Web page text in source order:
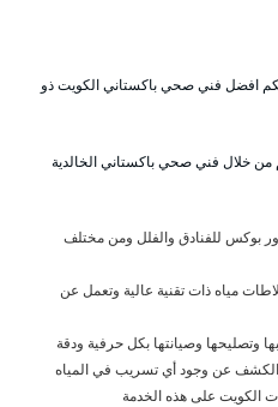
افضل فني صحي باكستاني الكويت ذو
من خلال فني صحي باكستاني الخالدية
بوكس للفنادق والفلل ومن مختلف
مياه ذات تقنية عالية وتعمل عن
وتصليحها وصيانتها بكل حرفية ودقة
عن وجود أي تسريب في المياه
على هذه الخدمة